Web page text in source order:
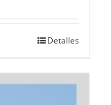
Detalles